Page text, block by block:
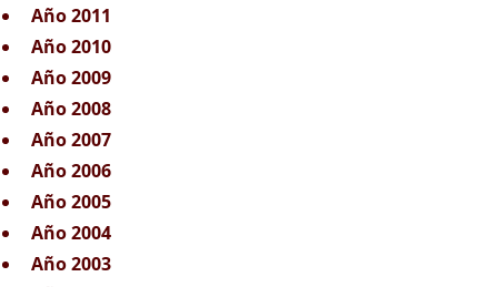
Año 2011
Año 2010
Año 2009
Año 2008
Año 2007
Año 2006
Año 2005
Año 2004
Año 2003